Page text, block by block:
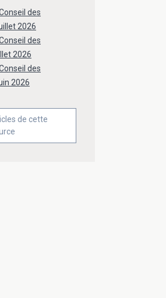
des
2026
des
2026
des
2026
de cette